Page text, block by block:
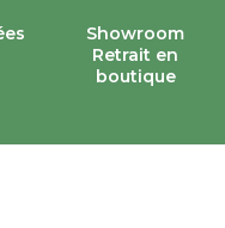
Showroom
Retrait en
boutique